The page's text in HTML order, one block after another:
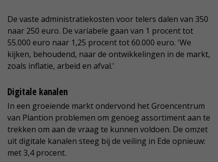
De vaste administratiekosten voor telers dalen van 350
naar 250 euro. De variabele gaan van 1 procent tot
55.000 euro naar 1,25 procent tot 60.000 euro. 'We
kijken, behoudend, naar de ontwikkelingen in de markt,
zoals inflatie, arbeid en afval.'
Digitale kanalen
In een groeiende markt ondervond het Groencentrum
van Plantion problemen om genoeg assortiment aan te
trekken om aan de vraag te kunnen voldoen. De omzet
uit digitale kanalen steeg bij de veiling in Ede opnieuw:
met 3,4 procent.